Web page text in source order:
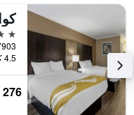
2 نجمتين
4.5 كيلومتر عن وسط المدينة
276 ﷼